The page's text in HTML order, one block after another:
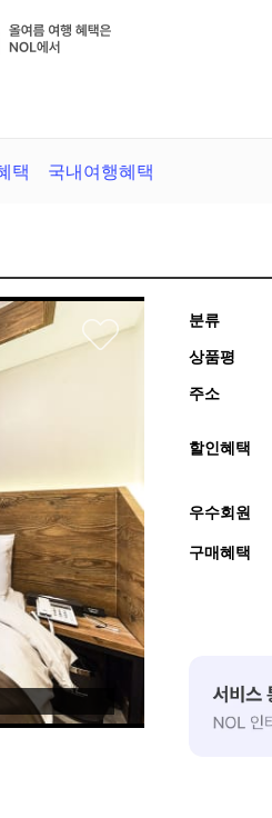
택 국내여행혜택
분류
상품평
주소
할인혜택
우수회원
구매혜택